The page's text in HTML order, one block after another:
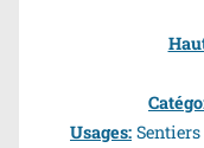
Usages: